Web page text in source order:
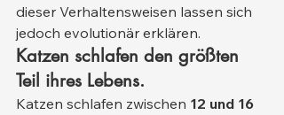
dieser Verhaltensweisen lassen sich
jedoch evolutionär erklären.
Katzen schlafen den größten
Teil ihres Lebens.
Katzen schlafen zwischen 12 und 16